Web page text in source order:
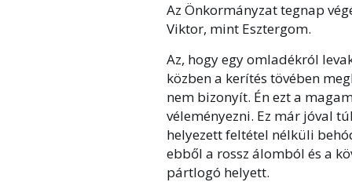
Az Önkormányzat tegnap
Viktor, mint Esztergom.
Az, hogy egy omladékról
közben a kerítés tövében
nem bizonyít. Én ezt a
véleményezni. Ez már jóval
helyezett feltétel nélküli
ebből a rossz álomból és a
pártlogó helyett.